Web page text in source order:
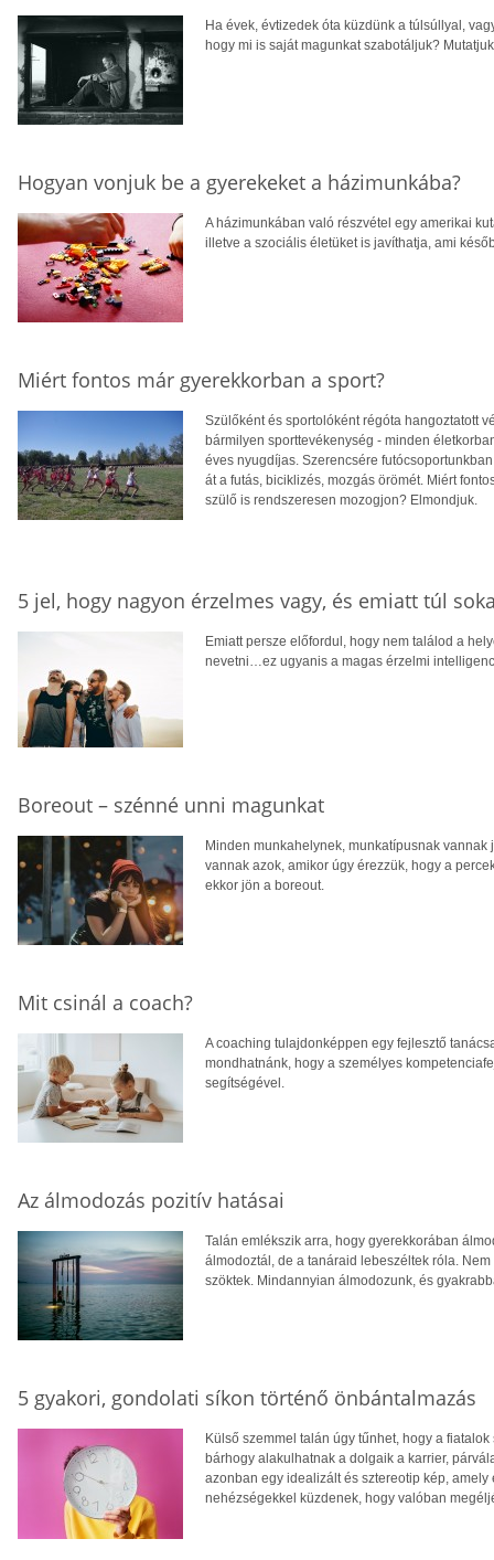
Ha évek, évtizedek óta küzdünk a túlsúllyal,
hogy mi is saját magunkat szabotáljuk?
Hogyan vonjuk be a gyerekeket a házimunkába?
A házimunkában való részvétel egy amerikai
illetve a szociális életüket is javíthatja, ami
Miért fontos már gyerekkorban a sport?
Szülőként és sportolóként régóta hangoztatott
bármilyen sporttevékenység - minden
éves nyugdíjas. Szerencsére
át a futás, biciklizés, mozgás örömét. Miért
szülő is rendszeresen mozogjon? Elmondjuk.
5 jel, hogy nagyon érzelmes vagy, és emiatt túl
Emiatt persze előfordul, hogy nem találod a
nevetni…ez ugyanis a magas érzelmi
Boreout – szénné unni magunkat
Minden munkahelynek, munkatípusnak
vannak azok, amikor úgy érezzük, hogy a
ekkor jön a boreout.
Mit csinál a coach?
A coaching tulajdonképpen egy fejlesztő
mondhatnánk, hogy a személyes
segítségével.
Az álmodozás pozitív hatásai
Talán emlékszik arra, hogy gyerekkorában
álmodoztál, de a tanáraid lebeszéltek róla.
szöktek. Mindannyian álmodozunk, és
5 gyakori, gondolati síkon történő önbántalmazás
Külső szemmel talán úgy tűnhet, hogy a
bárhogy alakulhatnak a dolgaik a karrier,
azonban egy idealizált és sztereotip kép,
nehézségekkel küzdenek, hogy valóban